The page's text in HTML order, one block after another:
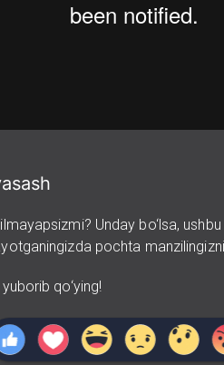
Unday bo‘lsa,
pochta
qo‘ying!